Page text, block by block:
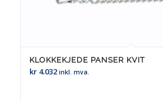
KLOKKEKJEDE PANSER KVIT
kr4.032 inkl. mva.